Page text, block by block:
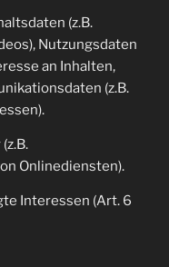
(z.B.
Nutzungsdaten
an Inhalten,
(z.B.
Onlinediensten).
Interessen (Art. 6